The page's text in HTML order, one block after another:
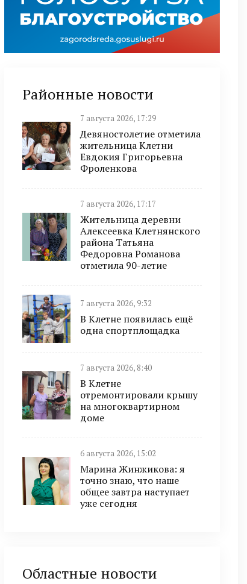
Районные новости
7 августа 2026, 17:29
Девяностолетие отметила
жительница Клетни
Евдокия Григорьевна
Фроленкова
7 августа 2026, 17:17
Жительница деревни
Алексеевка Клетнянского
района Татьяна
Федоровна Романова
отметила 90-летие
7 августа 2026, 9:32
В Клетне появилась ещё
одна спортплощадка
7 августа 2026, 8:40
В Клетне
отремонтировали крышу
на многоквартирном
доме
6 августа 2026, 15:02
Марина Жинжикова: я
точно знаю, что наше
общее завтра наступает
уже сегодня
Областные новости